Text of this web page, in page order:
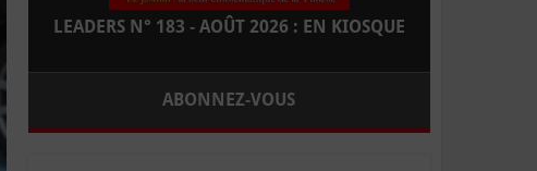
LEADERS N° 183 - AOÛT 2026 : EN KIOSQUE
ABONNEZ-VOUS